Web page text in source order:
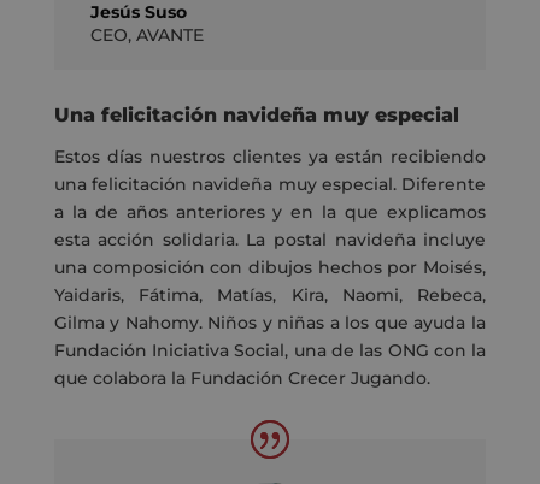
Jesús Suso
CEO, AVANTE
Una felicitación navideña muy especial
Estos días nuestros clientes ya están recibiendo
una felicitación navideña muy especial. Diferente
a la de años anterioresyen la que explicamos
esta acción solidaria. La postal navideña incluye
una composición con dibujos hechos por Moisés,
Yaidaris, Fátima, Matías, Kira, Naomi, Rebeca,
Gilma y Nahomy. Niños y niñas a los que ayuda la
Fundación Iniciativa Social, una de las ONG con la
que colabora la Fundación Crecer Jugando.